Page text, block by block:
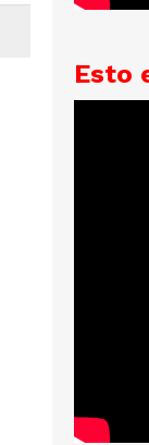
Esto